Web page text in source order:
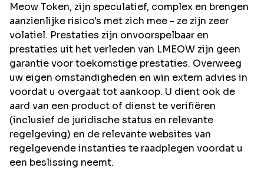
Meow Token, zijn speculatief, complex en brengen
aanzienlijke risico's met zich mee - ze zijn zeer
volatiel. Prestaties zijn onvoorspelbaar en
prestaties uit het verleden van LMEOW zijn geen
garantie voor toekomstige prestaties. Overweeg
uw eigen omstandigheden en win extern advies in
voordat u overgaat tot aankoop. U dient ook de
aard van een product of dienst te verifiëren
(inclusief de juridische status en relevante
regelgeving) en de relevante websites van
regelgevende instanties te raadplegen voordat u
een beslissing neemt.